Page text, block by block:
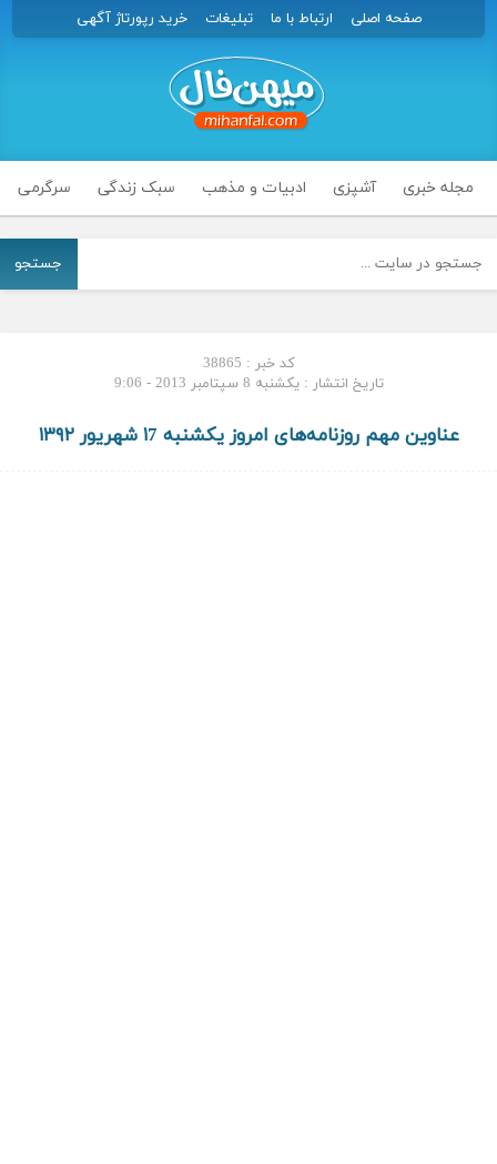
صفحه اصلی ارتباط با ما تبلیغات خرید رپورتاژ آگهی
مجله خبری آشپزی ادبیات و مذهب سبک زندگی سرگرمی
جستجو
کد خبر : 38865
تاریخ انتشار : یکشنبه 8 سپتامبر 2013 - 9:06
عناوین مهم روزنامه‌های امروز یکشنبه ۱7 شهریور ۱۳۹۲